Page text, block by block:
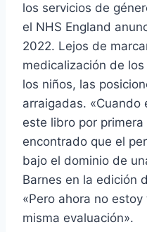
los servicios de
el NHS England
2022. Lejos de
medicalización de
los niños, las
arraigadas. «Cuando
este libro por
encontrado que el
bajo el dominio de
Barnes en la edición
«Pero ahora no
misma evaluación».